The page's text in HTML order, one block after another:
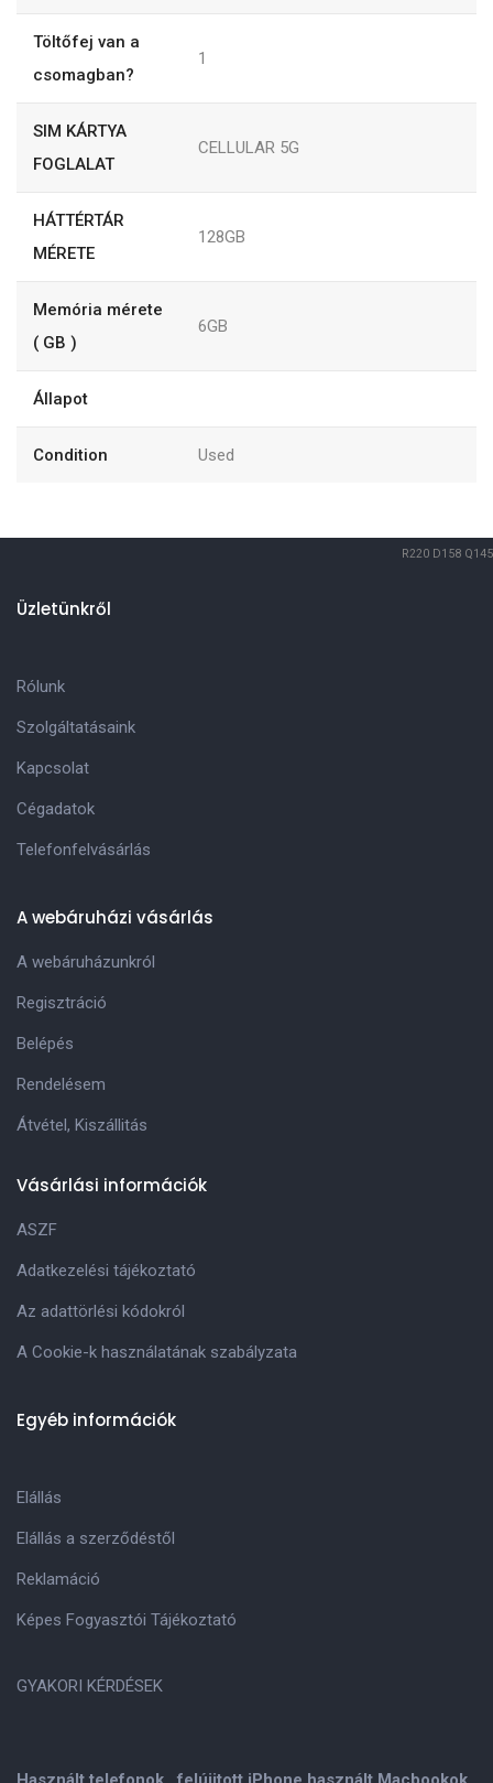
Töltőfej van a
csomagban?
1
SIM KÁRTYA
FOGLALAT
CELLULAR 5G
HÁTTÉRTÁR
MÉRETE
128GB
Memória mérete
( GB )
6GB
Állapot
Condition Used
R220 D158 Q145
Üzletünkről
Rólunk
Szolgáltatásaink
Kapcsolat
Cégadatok
Telefonfelvásárlás
A webáruházi vásárlás
A webáruházunkról
Regisztráció
Belépés
Rendelésem
Átvétel, Kiszállitás
Vásárlási információk
ASZF
Adatkezelési tájékoztató
Az adattörlési kódokról
A Cookie-k használatának szabályzata
Egyéb információk
Elállás
Elállás a szerződéstől
Reklamáció
Képes Fogyasztói Tájékoztató
GYAKORI KÉRDÉSEK